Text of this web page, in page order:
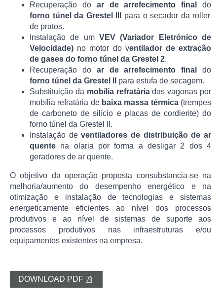
Recuperação doar de arrefecimento finaldo
forno túnel da Grestel III para o secador da roller
de pratos.
Instalação de um VEV (Variador Eletrónico de
Velocidade) no motor do ventilador de extração
de gases do forno túnel da Grestel 2.
Recuperação do ar de arrefecimento finaldo
forno túnel da Grestel II para estufa de secagem.
Substituição da mobília refratáriadas vagonas por
mobília refratária de baixa massa térmica (trempes
de carboneto de silício e placas de cordierite) do
forno túnel da Grestel II.
Instalação deventiladores de distribuição de ar
quente na olaria por forma a desligar 2 dos 4
geradores de ar quente.
O objetivo da operação proposta consubstancia-se na
melhoria/aumento do desempenho energético e na
otimização e instalação de tecnologias e sistemas
energeticamente eficientes ao nível dos processos
produtivos e ao nível de sistemas de suporte aos
processos produtivos nas infraestruturas e/ou
equipamentos existentes na empresa.
DOWNLOAD PDF